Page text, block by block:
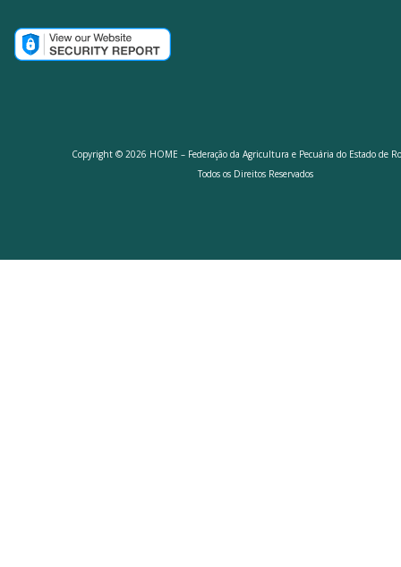
Copyright © 2026 HOME – Federação da Agricultura e Pecuária do Estado de
Todos os Direitos Reservados